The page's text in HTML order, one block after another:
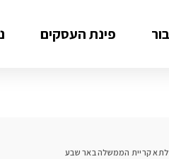
פינת העסקים
קריית הממשלה באר שבע